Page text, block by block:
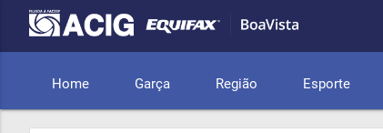
Home Garça Região Esporte